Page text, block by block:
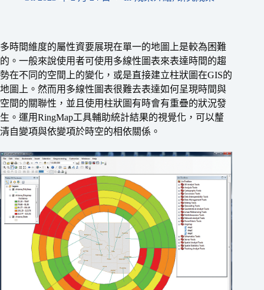
多時間維度的屬性資要展現在單一的地圖上是較為困難
的。一般來說使用者可使用多線性圖表來表達時間的趨
勢在不同的空間上的變化，或是直接建立柱狀圖在GIS的
地圖上。然而用多線性圖表很難去表達如何呈現時間與
空間的關聯性，並且使用柱狀圖有時會有重疊的狀況發
生。運用RingMap工具輔助統計結果的視覺化，可以釐
清自變項與依變項於時空的相依關係。